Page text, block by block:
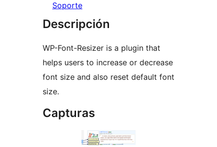
Soporte
Descripción
WP-Font-Resizer is a plugin that
helps users to increase or decrease
font size and also reset default font
size.
Capturas